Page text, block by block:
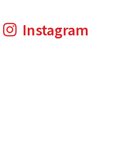
Instagram